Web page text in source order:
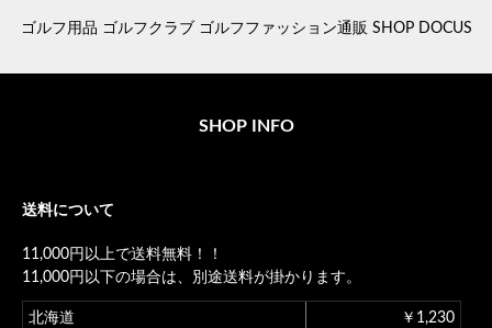
ゴルフ用品 ゴルフクラブ ゴルフファッション通販 SHOP DOCUS
SHOP INFO
送料について
11,000円以上で送料無料！！
11,000円以下の場合は、別途送料が掛かります。
北海道 ￥1,230